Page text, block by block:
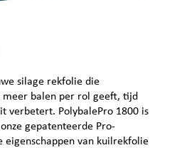
silage rekfolie die
meer balen per rol geeft, tijd
verbetert. PolybalePro 1800 is
gepatenteerde Pro-
eigenschappen van kuilrekfolie